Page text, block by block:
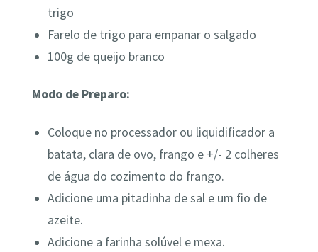
trigo
Farelo de trigo para empanar o salgado
100g de queijo branco
Modo de Preparo:
Coloque no processador ou liquidificador a
batata, clara de ovo, frango e +/- 2 colheres
de água do cozimento do frango.
Adicione uma pitadinha de sal e um fio de
azeite.
Adicione a farinha solúvel e mexa.